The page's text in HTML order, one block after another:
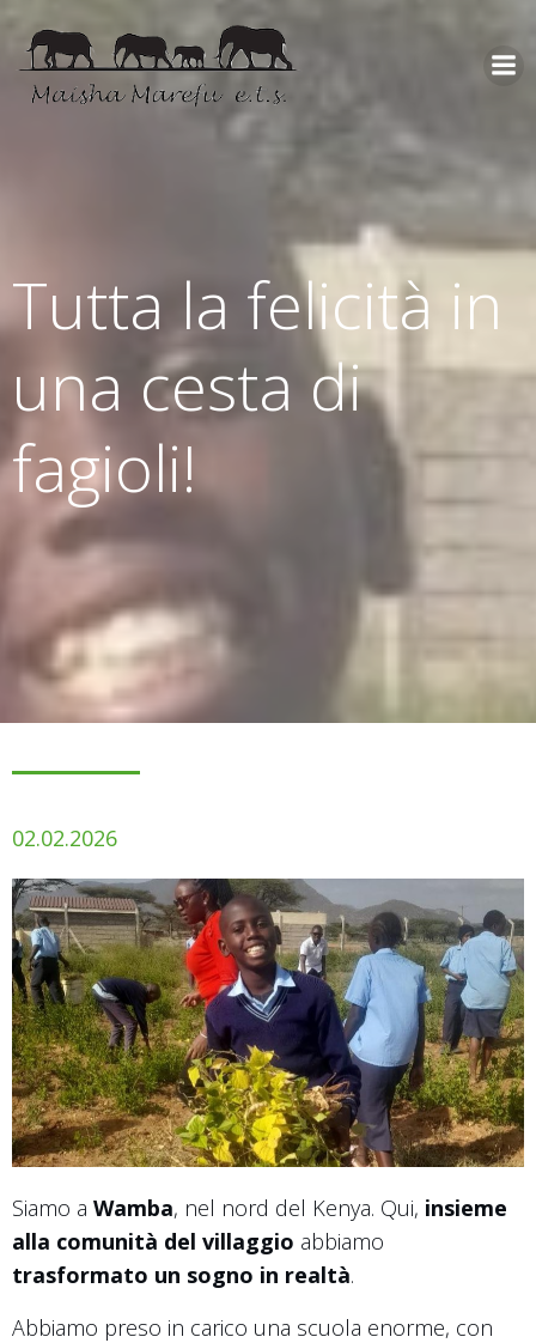
Tutta la felicità in
una cesta di
fagioli!
02.02.2026
Siamo a Wamba, nel nord del Kenya. Qui, insieme
alla comunità del villaggio abbiamo
trasformato un sogno in realtà.
Abbiamo preso in carico una scuola enorme, con